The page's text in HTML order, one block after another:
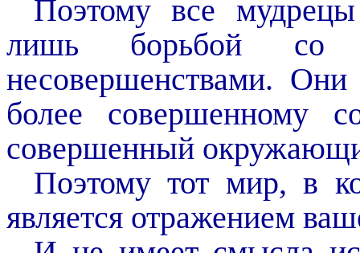
Поэтому все
лишь борьбой со
несовершенствами.
более совершенному
совершенный
Поэтому тот мир, в
является отражением